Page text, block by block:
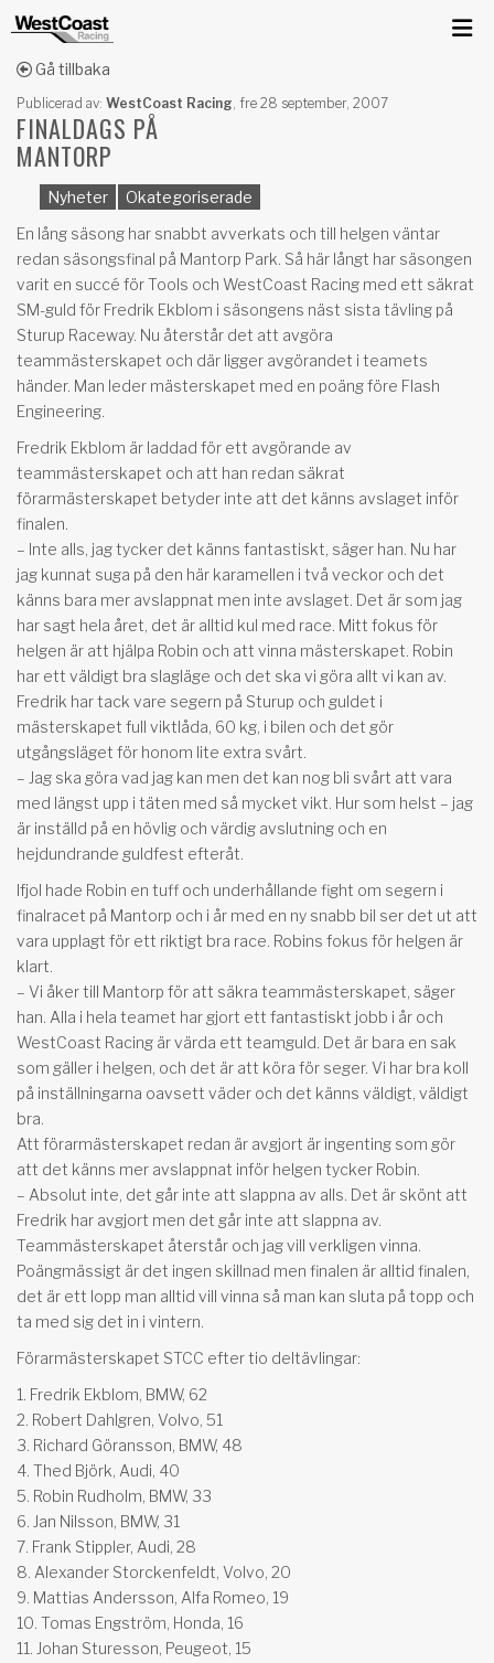
Gå tillbaka
Publicerad av: WestCoast Racing, fre 28 september, 2007
FINALDAGS PÅ
MANTORP
Nyheter
Okategoriserade
En lång säsong har snabbt avverkats och till helgen väntar
redan säsongsfinal på Mantorp Park. Så här långt har säsongen
varit en succé för Tools och WestCoast Racing med ett säkrat
SM-guld för Fredrik Ekblom i säsongens näst sista tävling på
Sturup Raceway. Nu återstår det att avgöra
teammästerskapet och där ligger avgörandet i teamets
händer. Man leder mästerskapet med en poäng före Flash
Engineering.
Fredrik Ekblom är laddad för ett avgörande av
teammästerskapet och att han redan säkrat
förarmästerskapet betyder inte att det känns avslaget inför
finalen.
– Inte alls, jag tycker det känns fantastiskt, säger han. Nu har
jag kunnat suga på den här karamellen i två veckor och det
känns bara mer avslappnat men inte avslaget. Det är som jag
har sagt hela året, det är alltid kul med race. Mitt fokus för
helgen är att hjälpa Robin och att vinna mästerskapet. Robin
har ett väldigt bra slagläge och det ska vi göra allt vi kan av.
Fredrik har tack vare segern på Sturup och guldet i
mästerskapet full viktlåda, 60 kg, i bilen och det gör
utgångsläget för honom lite extra svårt.
– Jag ska göra vad jag kan men det kan nog bli svårt att vara
med längst upp i täten med så mycket vikt. Hur som helst – jag
är inställd på en hövlig och värdig avslutning och en
hejdundrande guldfest efteråt.
Ifjol hade Robin en tuff och underhållande fight om segern i
finalracet på Mantorp och i år med en ny snabb bil ser det ut att
vara upplagt för ett riktigt bra race. Robins fokus för helgen är
klart.
– Vi åker till Mantorp för att säkra teammästerskapet, säger
han. Alla i hela teamet har gjort ett fantastiskt jobb i år och
WestCoast Racing är värda ett teamguld. Det är bara en sak
som gäller i helgen, och det är att köra för seger. Vi har bra koll
på inställningarna oavsett väder och det känns väldigt, väldigt
bra.
Att förarmästerskapet redan är avgjort är ingenting som gör
att det känns mer avslappnat inför helgen tycker Robin.
– Absolut inte, det går inte att slappna av alls. Det är skönt att
Fredrik har avgjort men det går inte att slappna av.
Teammästerskapet återstår och jag vill verkligen vinna.
Poängmässigt är det ingen skillnad men finalen är alltid finalen,
det är ett lopp man alltid vill vinna så man kan sluta på topp och
ta med sig det in i vintern.
Förarmästerskapet STCC efter tio deltävlingar:
1. Fredrik Ekblom, BMW, 62
2. Robert Dahlgren, Volvo, 51
3. Richard Göransson, BMW, 48
4. Thed Björk, Audi, 40
5. Robin Rudholm, BMW, 33
6. Jan Nilsson, BMW, 31
7. Frank Stippler, Audi, 28
8. Alexander Storckenfeldt, Volvo, 20
9. Mattias Andersson, Alfa Romeo, 19
10. Tomas Engström, Honda, 16
11. Johan Sturesson, Peugeot, 15